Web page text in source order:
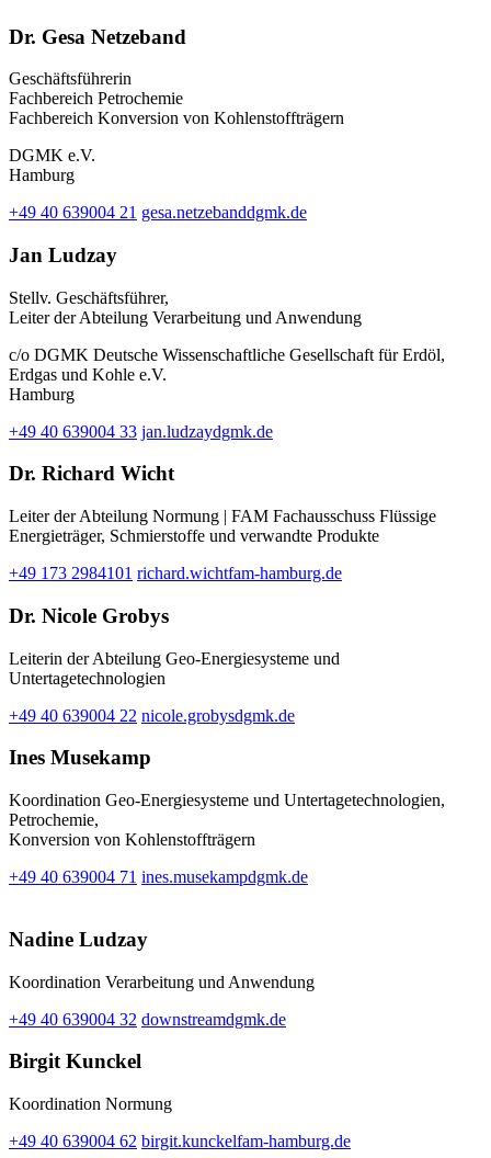
Dr. Gesa Netzeband
Geschäftsführerin
Fachbereich Petrochemie
Fachbereich Konversion von Kohlenstoffträgern
DGMK e.V.
Hamburg
+49 40 639004 21 gesa.netzebanddgmk.de
Jan Ludzay
Stellv. Geschäftsführer,
Leiter der Abteilung Verarbeitung und Anwendung
c/o DGMK Deutsche Wissenschaftliche Gesellschaft für Erdöl,
Erdgas und Kohle e.V.
Hamburg
+49 40 639004 33 jan.ludzaydgmk.de
Dr. Richard Wicht
Leiter der Abteilung Normung | FAM Fachausschuss Flüssige
Energieträger, Schmierstoffe und verwandte Produkte
+49 173 2984101 richard.wichtfam-hamburg.de
Dr. Nicole Grobys
Leiterin der Abteilung Geo-Energiesysteme und
Untertagetechnologien
+49 40 639004 22 nicole.grobysdgmk.de
Ines Musekamp
Koordination Geo-Energiesysteme und Untertagetechnologien,
Petrochemie,
Konversion von Kohlenstoffträgern
+49 40 639004 71 ines.musekampdgmk.de
Nadine Ludzay
Koordination Verarbeitung und Anwendung
+49 40 639004 32 downstreamdgmk.de
Birgit Kunckel
Koordination Normung
+49 40 639004 62 birgit.kunckelfam-hamburg.de